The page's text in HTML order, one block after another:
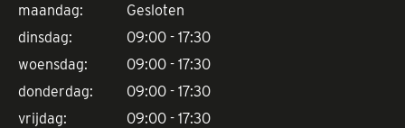
maandag:
Gesloten
dinsdag:
09:00 - 17:30
woensdag:
09:00 - 17:30
donderdag:
09:00 - 17:30
vrijdag:
09:00 - 17:30